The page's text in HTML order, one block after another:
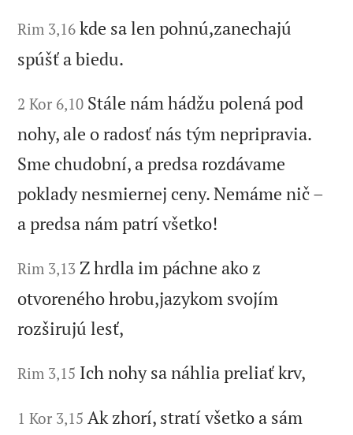
Rim 3,16 kde sa len pohnú,zanechajú
spúšť a biedu.
2 Kor 6,10 Stále nám hádžu polená pod
nohy, ale o radosť nás tým nepripravia.
Sme chudobní, a predsa rozdávame
poklady nesmiernej ceny. Nemáme nič –
a predsa nám patrí všetko!
Rim 3,13 Z hrdla im páchne ako z
otvoreného hrobu,jazykom svojím
rozširujú lesť,
Rim 3,15 Ich nohy sa náhlia preliať krv,
1 Kor 3,15 Ak zhorí, stratí všetko a sám